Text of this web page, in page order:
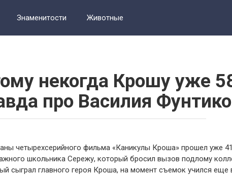
Знаменитости Животные
некогда Крошу уже
про Василия
четырехсерийного фильма «Каникулы Кроша» прошел уже
школьника Сережу, который бросил вызов подлому
сыграл главного героя Кроша, на момент съемок учился еще